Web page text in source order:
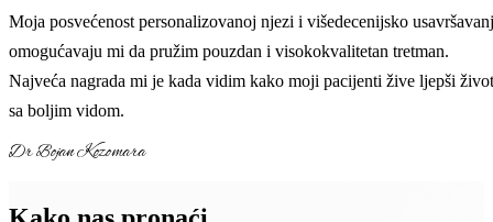
Moja posvećenost personalizovanoj njezi i višedecenijsko
omogućavaju mi da pružim pouzdan i visokokvalitetan tretman.
Najveća nagrada mi je kada vidim kako moji pacijenti žive ljepši život
sa boljim vidom.
Dr Bojan Kozomara